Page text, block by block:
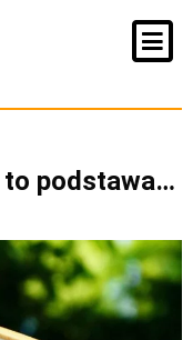
to podstawa…